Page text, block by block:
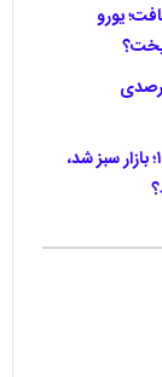
افزایش یافت؛ یورو
بازار اجاره؛ سقف ۲۵ درصدی
قیمت بیت‌کوین امروز شنبه ۱۷ مرداد ۱۴۰۵؛ بازار سبز شد،